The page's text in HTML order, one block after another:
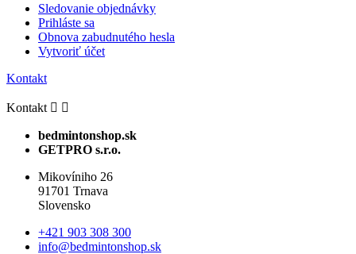
Sledovanie objednávky
Prihláste sa
Obnova zabudnutého hesla
Vytvoriť účet
Kontakt
Kontakt  
bedmintonshop.sk
GETPRO s.r.o.
Mikovíniho 26
91701 Trnava
Slovensko
+421 903 308 300
info@bedmintonshop.sk